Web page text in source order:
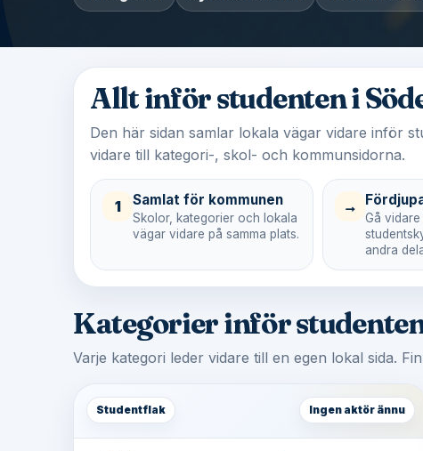
Allt inför studenten i
Den här sidan samlar lokala vägar vidare inför
vidare till kategori-, skol- och kommunsidorna.
1 Samlat för kommunen
Skolor, kategorier och lokala
vägar vidare på samma plats.
→
Gå vidare
andra
Kategorier inför
Varje kategori leder vidare till en egen lokal sida.
Studentflak Ingen aktör ännu